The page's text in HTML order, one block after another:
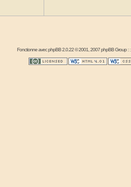
Fonctionne avecphpBB2.0.22 © 2001, 2007 phpBB Group : :